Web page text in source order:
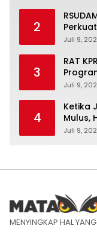
2
Jawab
Juli 9,
3
RAT
Juli 9,
4
Ketika
Mulus,
Juli 9,
MENYINGKAP HAL